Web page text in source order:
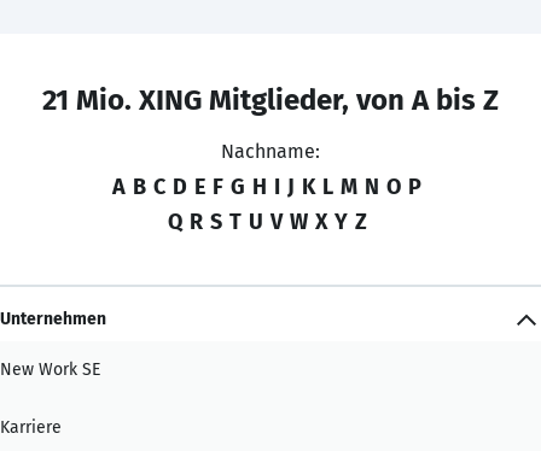
21 Mio. XING Mitglieder, von A bis Z
Nachname:
A B C D E F G H I J K L M N O P
Q R S T U V W X Y Z
Unternehmen
New Work SE
Karriere